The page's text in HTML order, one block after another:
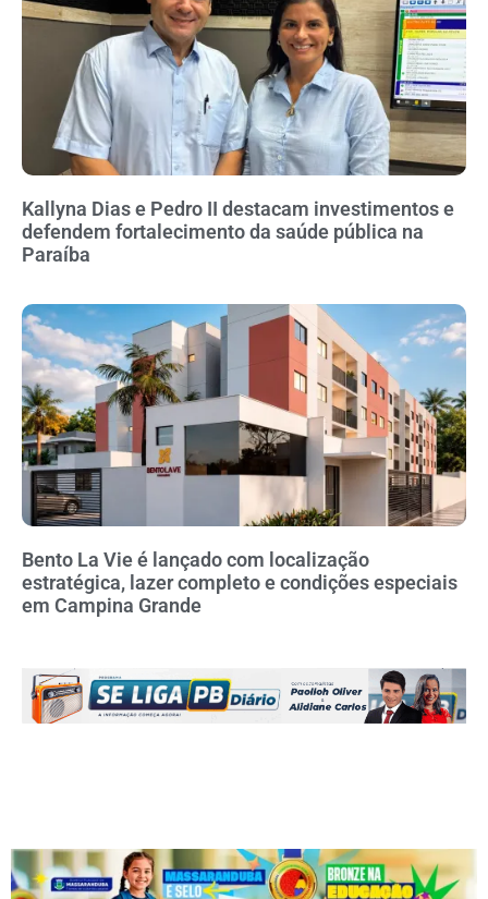
Kallyna Dias e Pedro II destacam investimentos e
defendem fortalecimento da saúde pública na
Paraíba
Bento La Vie é lançado com localização
estratégica, lazer completo e condições especiais
em Campina Grande